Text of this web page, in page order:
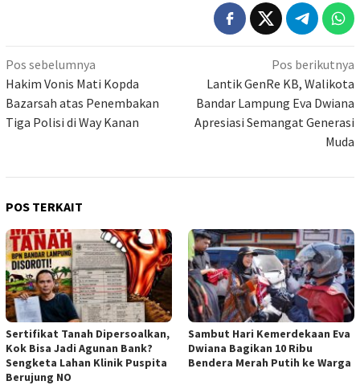
Navigasi
pos
Pos sebelumnya
Hakim Vonis Mati Kopda
Bazarsah atas Penembakan
Tiga Polisi di Way Kanan
Pos berikutnya
Lantik GenRe KB, Walikota
Bandar Lampung Eva Dwiana
Apresiasi Semangat Generasi
Muda
POS TERKAIT
Sertifikat Tanah Dipersoalkan,
Kok Bisa Jadi Agunan Bank?
Sengketa Lahan Klinik Puspita
Berujung NO
Sambut Hari Kemerdekaan Eva
Dwiana Bagikan 10 Ribu
Bendera Merah Putih ke Warga